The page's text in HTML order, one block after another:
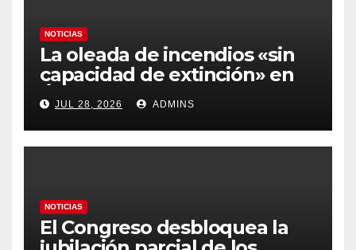
NOTICIAS
La oleada de incendios «sin
capacidad de extinción» en
Ávila y al oeste de Madrid
obliga a declarar la
emergencia nacional
JUL 28, 2026 ADMINS
NOTICIAS
El Congreso desbloquea la